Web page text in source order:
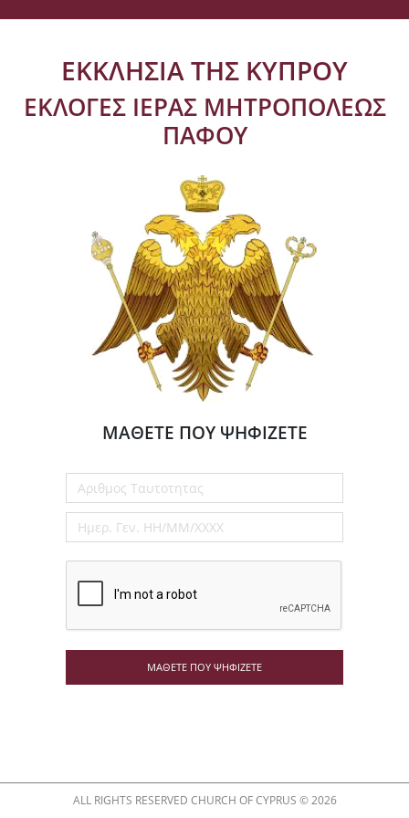
ΕΚΚΛΗΣΙΑ ΤΗΣ ΚΥΠΡΟΥ
ΕΚΛΟΓΕΣ ΙΕΡΑΣ ΜΗΤΡΟΠΟΛΕΩΣ
ΠΑΦΟΥ
ΜΑΘΕΤΕ ΠΟΥ ΨΗΦΙΖΕΤΕ
ΜΑΘΕΤΕ ΠΟΥ ΨΗΦΙΖΕΤΕ
ALL RIGHTS RESERVED CHURCH OF CYPRUS © 2026